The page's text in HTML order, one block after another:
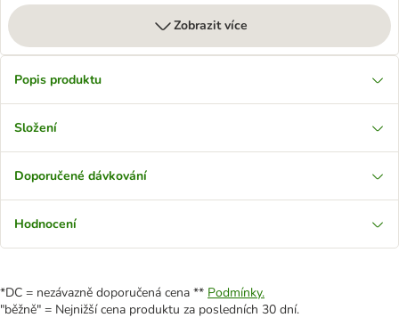
Zobrazit více
Popis produktu
Složení
Doporučené dávkování
Hodnocení
*DC = nezávazně doporučená cena ** Podmínky.
"běžně" = Nejnižší cena produktu za posledních 30 dní.